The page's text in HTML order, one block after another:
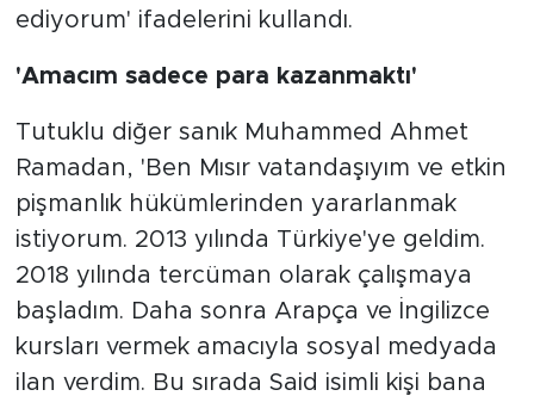
ediyorum' ifadelerini kullandı.
'Amacım sadece para kazanmaktı'
Tutuklu diğer sanık Muhammed Ahmet
Ramadan, 'Ben Mısır vatandaşıyım ve etkin
pişmanlık hükümlerinden yararlanmak
istiyorum. 2013 yılında Türkiye'ye geldim.
2018 yılında tercüman olarak çalışmaya
başladım. Daha sonra Arapça ve İngilizce
kursları vermek amacıyla sosyal medyada
ilan verdim. Bu sırada Said isimli kişi bana